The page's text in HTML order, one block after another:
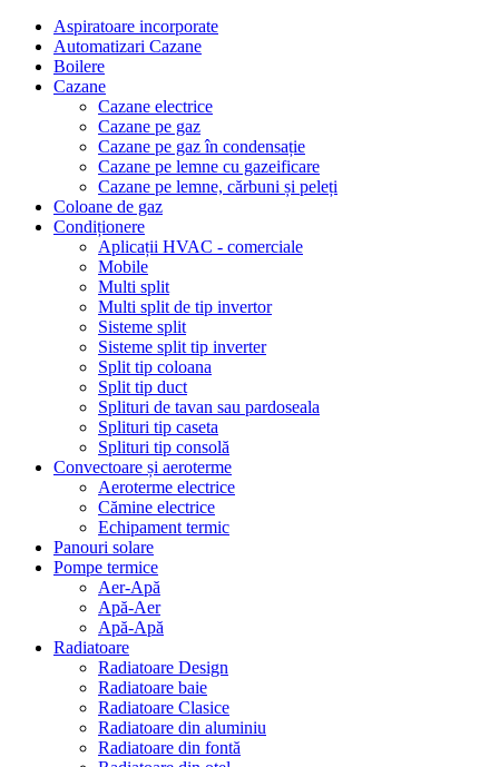
Aspiratoare incorporate
Automatizari Cazane
Boilere
Cazane
Cazane electrice
Cazane pe gaz
Cazane pe gaz în condensație
Cazane pe lemne cu gazeificare
Cazane pe lemne, cărbuni și peleți
Coloane de gaz
Condiționere
Aplicații HVAC - comerciale
Mobile
Multi split
Multi split de tip invertor
Sisteme split
Sisteme split tip inverter
Split tip coloana
Split tip duct
Splituri de tavan sau pardoseala
Splituri tip caseta
Splituri tip consolă
Convectoare și aeroterme
Aeroterme electrice
Cămine electrice
Echipament termic
Panouri solare
Pompe termice
Aer-Apă
Apă-Aer
Apă-Apă
Radiatoare
Radiatoare Design
Radiatoare baie
Radiatoare Clasice
Radiatoare din aluminiu
Radiatoare din fontă